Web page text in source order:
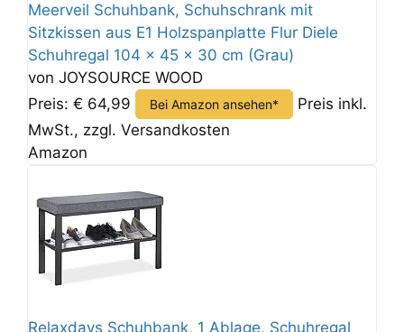
Meerveil Schuhbank, Schuhschrank mit
Sitzkissen aus E1 Holzspanplatte Flur Diele
Schuhregal 104 x 45 x 30 cm (Grau)
von JOYSOURCE WOOD
Preis: € 64,99
Bei Amazon ansehen*
Preis inkl.
MwSt., zzgl. Versandkosten
Amazon
Relaxdays Schuhbank, 1 Ablage, Schuhregal